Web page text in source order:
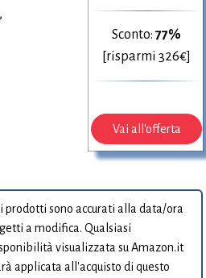
Sconto: 77%
[risparmi 326€]
Vai all'offerta
prodotti sono accurati alla data/ora
a modifica. Qualsiasi
visualizzata su Amazon.it
applicata all'acquisto di questo